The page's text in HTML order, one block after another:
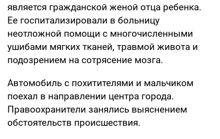
является гражданской женой отца ребенка.
Ее госпитализировали в больницу
неотложной помощи с многочисленными
ушибами мягких тканей, травмой живота и
подозрением на сотрясение мозга.
Автомобиль с похитителями и мальчиком
поехал в направлении центра города.
Правоохранители занялись выяснением
обстоятельств происшествия.